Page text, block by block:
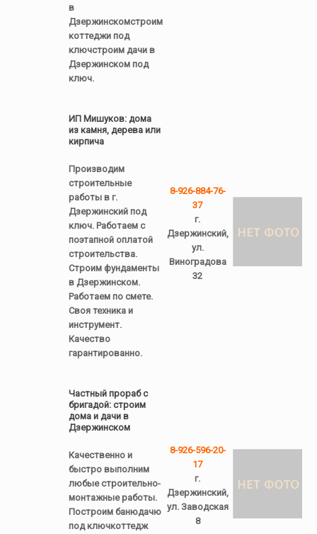
в
Дзержинскомстроим
коттеджи под
ключстроим дачи в
Дзержинском под
ключ.
ИП Мишуков: дома
из камня, дерева или
кирпича
Производим
строительные
работы в г.
Дзержинский под
ключ. Работаем с
поэтапной оплатой
строительства.
Строим фундаменты
в Дзержинском.
Работаем по смете.
Своя техника и
инструмент.
Качество
гарантированно.
8-926-884-76-
37
г.
Дзержинский,
ул.
Виноградова
32
Частный прораб с
бригадой: строим
дома и дачи в
Дзержинском
Качественно и
быстро выполним
любые строительно-
монтажные работы.
Построим банюдачю
под ключкоттедж
8-926-596-20-
17
г.
Дзержинский,
ул. Заводская
8